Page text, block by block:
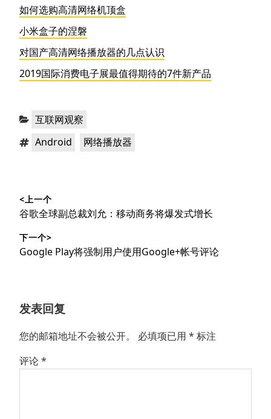
如何选购高清网络机顶盒
小米盒子的涅磐
对国产高清网络播放器的几点认识
2019国际消费电子展最值得期待的7件新产品
分 互联网观察
标 Android ，网络播放器
章
导
航
<上一个
上
文
章：
谷歌全球副总裁刘允：移动商务将爆发式增长
下一个>
下
Google Play将强制用户使用Google+帐号评论
发表回复
您的邮箱地址不会被公开。 必填项已用 * 标注
评论*